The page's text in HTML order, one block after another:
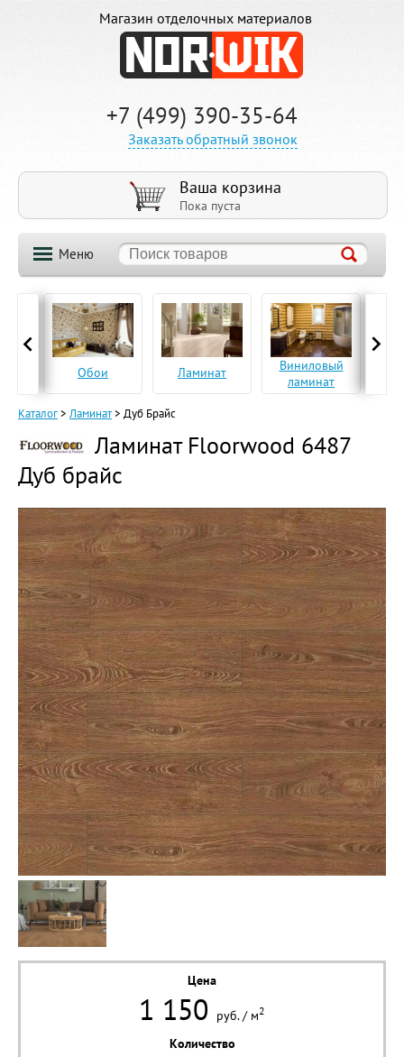
Магазин отделочных материалов
+7 (499) 390-35-64
Заказать обратный звонок
Ваша корзина
Пока пуста
Меню
Обои Ламинат
Виниловый
ламинат
Каталог> Ламинат> Дуб Брайс
Ламинат Floorwood 6487
Дуб брайс
Цена
1 150 руб./ м2
Количество